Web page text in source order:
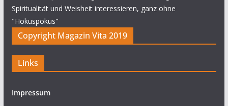
Spiritualität und Weisheit interessieren, ganz ohne
"Hokuspokus"
Copyright Magazin Vita 2019
Links
Impressum